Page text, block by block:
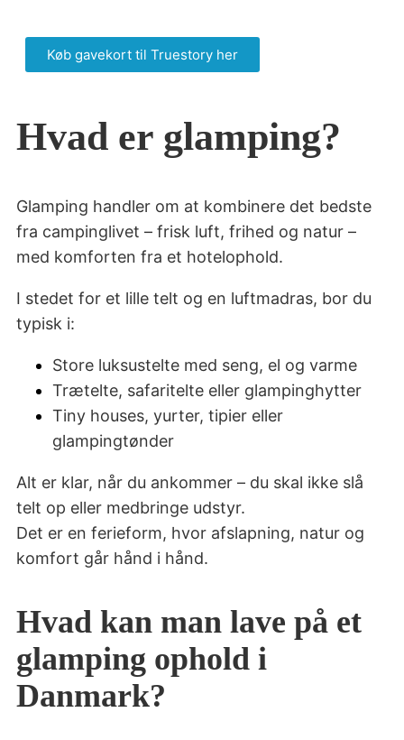
Køb gavekort til Truestory her
Hvad er glamping?
Glamping handler om at kombinere det bedste
fra campinglivet – frisk luft, frihed og natur –
med komforten fra et hotelophold.
I stedet for et lille telt og en luftmadras, bor du
typisk i:
Store luksustelte med seng, el og varme
Trætelte, safaritelte eller glampinghytter
Tiny houses, yurter, tipier eller
glampingtønder
Alt er klar, når du ankommer – du skal ikke slå
telt op eller medbringe udstyr.
Det er en ferieform, hvor afslapning, natur og
komfort går hånd i hånd.
Hvad kan man lave på et
glamping ophold i
Danmark?